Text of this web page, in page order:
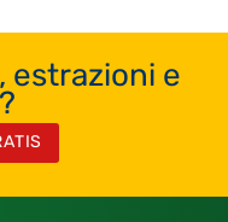
estrazioni e